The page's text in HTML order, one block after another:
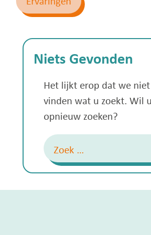
Niets Gevonden
Het lijkt erop dat we
vinden wat u zoekt. Wil u
opnieuw zoeken?
Zoeken